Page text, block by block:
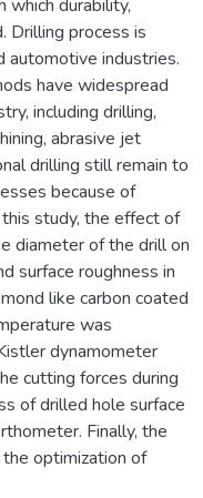
which durability,
Drilling process is
automotive industries.
have widespread
including drilling,
abrasive jet
drilling still remain to
because of
this study, the effect of
diameter of the drill on
surface roughness in
like carbon coated
was
dynamometer
cutting forces during
of drilled hole surface
Finally, the
optimization of